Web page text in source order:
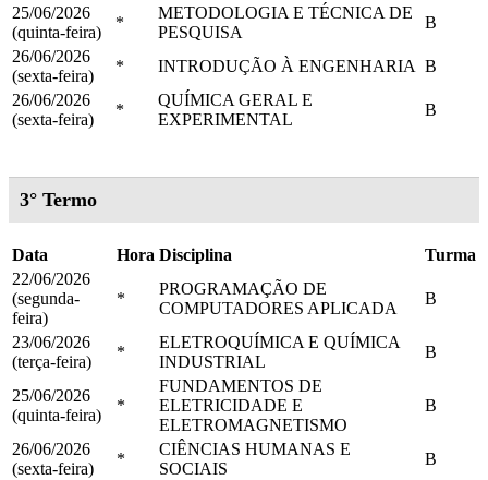
25/06/2026
(quinta-feira)
*
METODOLOGIA E TÉCNICA DE
PESQUISA
B
26/06/2026
(sexta-feira)
* INTRODUÇÃO À ENGENHARIA B
26/06/2026
(sexta-feira)
*
QUÍMICA GERAL E
EXPERIMENTAL
B
3° Termo
Data Hora Disciplina
Turma
22/06/2026
(segunda-
feira)
*
PROGRAMAÇÃO DE
COMPUTADORES APLICADA
B
23/06/2026
(terça-feira)
*
ELETROQUÍMICA E QUÍMICA
INDUSTRIAL
B
25/06/2026
(quinta-feira)
*
FUNDAMENTOS DE
ELETRICIDADE E
ELETROMAGNETISMO
B
26/06/2026
(sexta-feira)
*
CIÊNCIAS HUMANAS E
SOCIAIS
B